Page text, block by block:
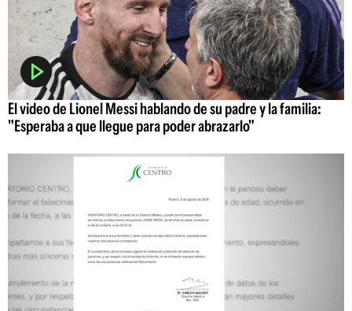
El video de Lionel Messi hablando de su padre y la familia:
"Esperaba a que llegue para poder abrazarlo"